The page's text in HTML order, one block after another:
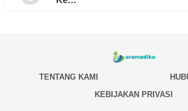
TENTANG KAMI
KEBIJAKAN PRIVASI